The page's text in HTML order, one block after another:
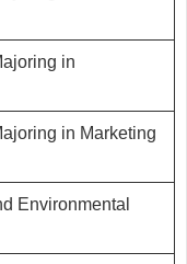
in
in Marketing
Environmental